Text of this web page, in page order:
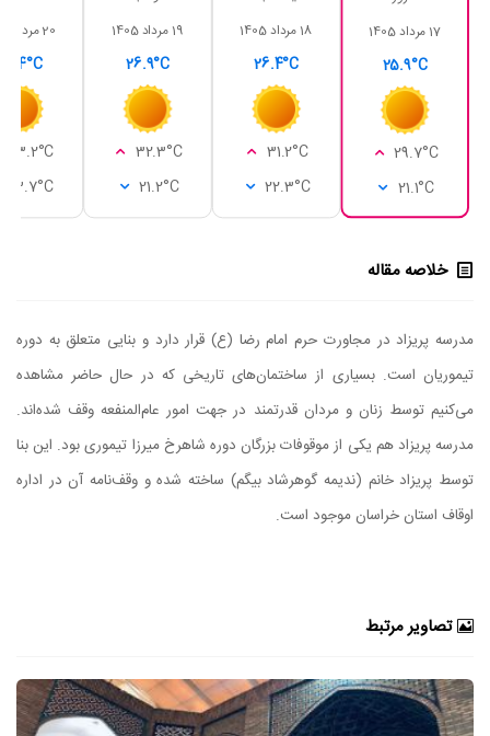
17 مرداد 1405
25.9°C
29.7°C
21.1°C
18 مرداد 1405
26.4°C
31.2°C
22.3°C
19 مرداد 1405
26.9°C
32.3°C
21.2°C
20 مرداد 1405
33.2°C
23.7°C
خلاصه مقاله
مدرسه پریزاد در مجاورت حرم امام رضا (ع) قرار دارد و بنایی متعلق به دوره
تیموریان است. بسیاری از ساختمان‌های تاریخی که در حال حاضر مشاهده
می‌کنیم توسط زنان و مردان قدرتمند در جهت امور عام‌المنفعه وقف شده‌اند.
مدرسه پریزاد هم یکی از موقوفات بزرگان دوره شاهرخ میرزا تیموری بود. این بنا
توسط پریزاد خانم (ندیمه گوهرشاد بیگم) ساخته شده و وقف‌نامه آن در اداره
اوقاف استان خراسان موجود است.
تصاویر مرتبط